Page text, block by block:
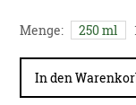
Menge: 250 ml
In den